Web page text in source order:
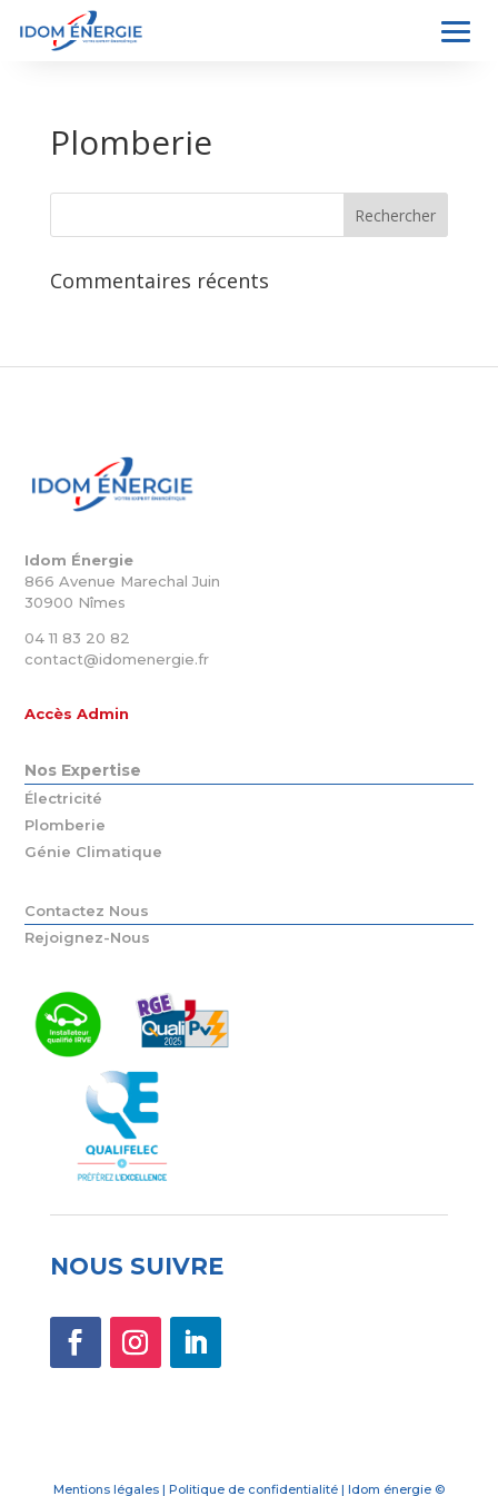
Plomberie
Commentaires récents
Idom Énergie
866 Avenue Marechal Juin
30900 Nîmes
04 11 83 20 82
contact@idomenergie.fr
Accès Admin
Nos Expertise
Électricité
Plomberie
Génie Climatique
Contactez Nous
Rejoignez-Nous
NOUS SUIVRE
Mentions légales | Politique de confidentialité | Idom énergie ©